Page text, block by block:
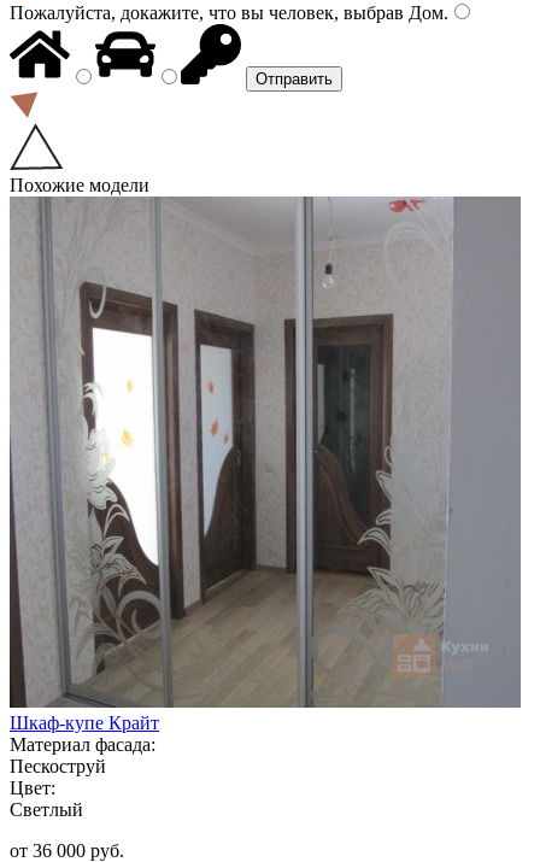
Пожалуйста, докажите, что вы человек, выбрав Дом.
Похожие модели
Шкаф-купе Крайт
Материал фасада:
Пескоструй
Цвет:
Светлый
от 36 000 руб.